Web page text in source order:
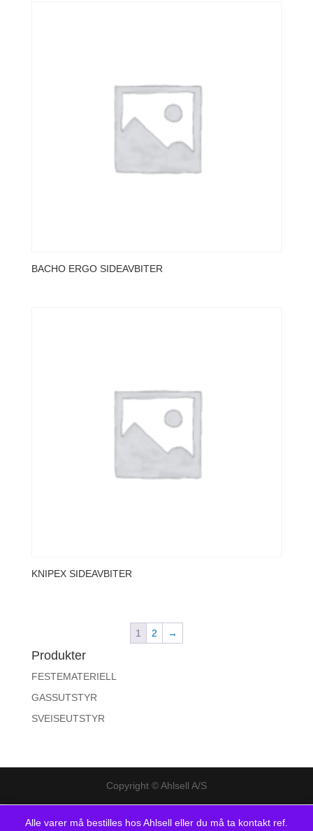
Alle varer må bestilles hos Ahlsell eller du må ta kontakt ref.
BACHO ERGO SIDEAVBITER
KNIPEX SIDEAVBITER
1 2 →
Produkter
FESTEMATERIELL
GASSUTSTYR
SVEISEUTSTYR
Copyright © Ahlsell A/S